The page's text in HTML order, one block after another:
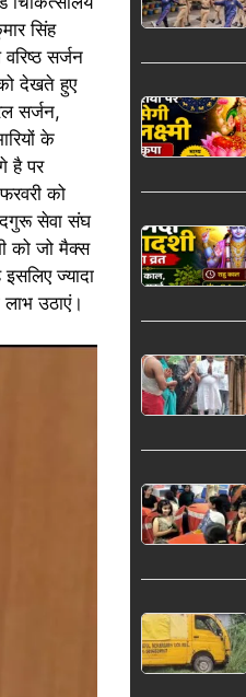
सिंह
सर्जन
देखते हुए
सर्जन,
के
है पर
को
सेवा संघ
को जो मैक्स
ज्यादा
उठाएं।